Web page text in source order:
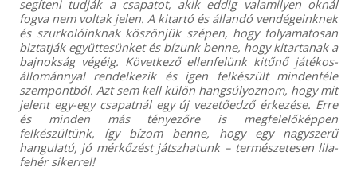
segíteni tudják a csapatot, akik eddig valamilyen oknál
fogva nem voltak jelen. A kitartó és állandó vendégeinknek
és szurkolóinknak köszönjük szépen, hogy folyamatosan
biztatják együttesünket és bízunk benne, hogy kitartanak a
bajnokság végéig. Következő ellenfelünk kitűnő játékos-
állománnyal rendelkezik és igen felkészült mindenféle
szempontból. Azt sem kell külön hangsúlyoznom, hogy mit
jelent egy-egy csapatnál egy új vezetőedző érkezése. Erre
és minden más tényezőre is megfelelőképpen
felkészültünk, így bízom benne, hogy egy nagyszerű
hangulatú, jó mérkőzést játszhatunk – természetesen lila-
fehér sikerrel!